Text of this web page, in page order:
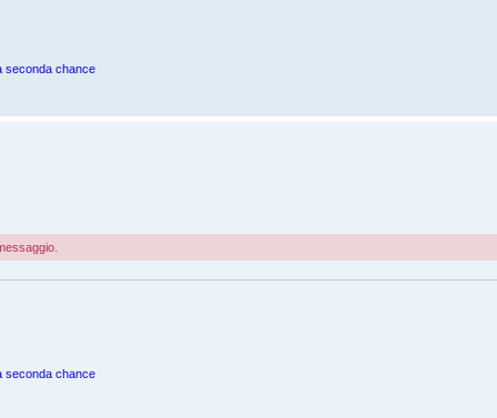
seconda chance
seconda chance